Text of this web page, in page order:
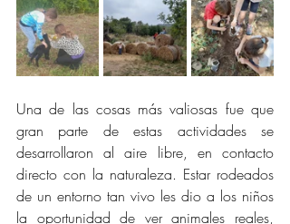
Una de las cosas más valiosas fue que
gran parte de estas actividades se
desarrollaron al aire libre, en contacto
directo con la naturaleza. Estar rodeados
de un entorno tan vivo les dio a los niños
la oportunidad de ver animales reales,